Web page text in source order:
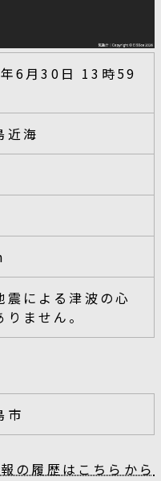
6月30日 13時59
近海
震による津波の心
りません。
市
の履歴はこちらから